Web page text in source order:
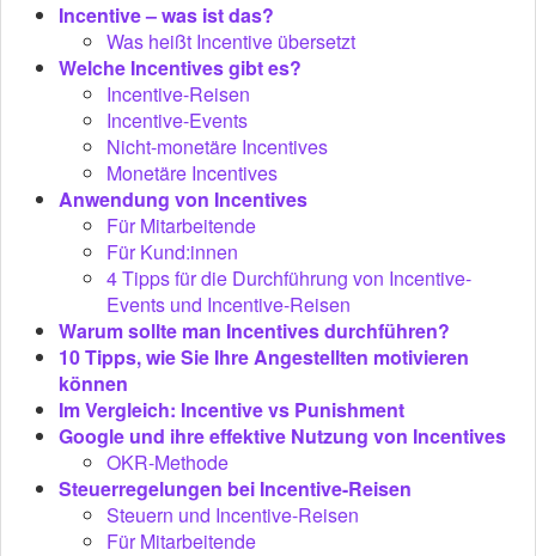
Incentive – was ist das?
Was heißt Incentive übersetzt
Welche Incentives gibt es?
Incentive-Reisen
Incentive-Events
Nicht-monetäre Incentives
Monetäre Incentives
Anwendung von Incentives
Für Mitarbeitende
Für Kund:innen
4 Tipps für die Durchführung von Incentive-
Events und Incentive-Reisen
Warum sollte man Incentives durchführen?
10 Tipps, wie Sie Ihre Angestellten motivieren
können
Im Vergleich: Incentive vs Punishment
Google und ihre effektive Nutzung von Incentives
OKR-Methode
Steuerregelungen bei Incentive-Reisen
Steuern und Incentive-Reisen
Für Mitarbeitende